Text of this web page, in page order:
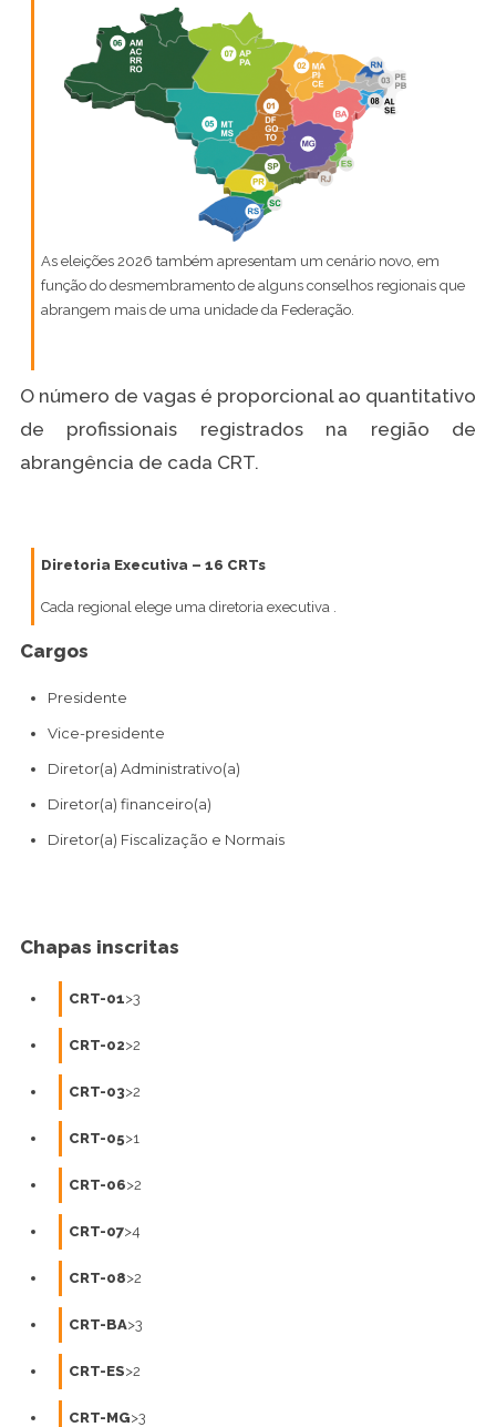
As eleições 2026 também apresentam um cenário novo, em
função do desmembramento de alguns conselhos regionais que
abrangem mais de uma unidade da Federação.
O número de vagas é proporcional ao quantitativo
de profissionais registrados na região de
abrangência de cada CRT.
Diretoria Executiva – 16 CRTs
Cada regional elege uma diretoria executiva .
Cargos
Presidente
Vice-presidente
Diretor(a) Administrativo(a)
Diretor(a) financeiro(a)
Diretor(a) Fiscalização e Normais
Chapas inscritas
CRT-01>3
CRT-02>2
CRT-03>2
CRT-05>1
CRT-06>2
CRT-07>4
CRT-08>2
CRT-BA>3
CRT-ES>2
CRT-MG>3